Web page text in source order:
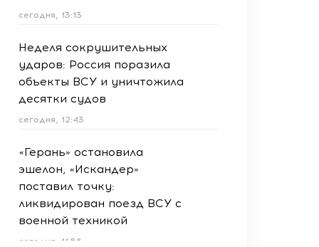
сегодня, 13:13
Неделя сокрушительных
ударов: Россия поразила
объекты ВСУ и уничтожила
десятки судов
сегодня, 12:43
«Герань» остановила
эшелон, «Искандер»
поставил точку:
ликвидирован поезд ВСУ с
военной техникой
сегодня, 11:56